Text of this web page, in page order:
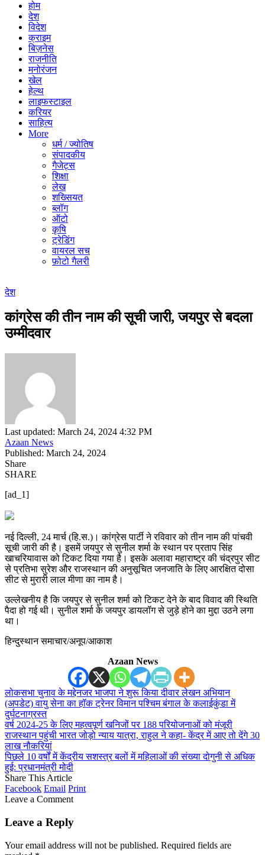
होम
देश
विदेश
क्राइम
बिज़नेस
राजनीति
मनोरंजन
खेल
हेल्थ
लाइफस्टाइल
करियर
साहित्य
More
धर्म / ज्योतिष
संपादकीय
गैजेट्स
शिक्षा
लेख
शख्सियत
ब्लॉग
ऑटो
कृषि
ट्रेडिंग
वायरल सच
फ़ोटो गैलरी
देश
कांग्रेस की तीन नाम की सूची जारी, जयपुर से बदला
उम्मीदवार
Last updated: March 24, 2024 4:32 PM
Azaan News
Published: March 24, 2024
Share
SHARE
[ad_1]
नई दिल्ली, 24 मार्च (हि.स.)। कांग्रेस पार्टी ने रविवार को तीन नाम की पांचवी
सूची जारी की है। इसमें जयपुर से सुनील शर्मा के स्थान पर प्रताप सिंह
खाचरियावास को टिकट दिया गया है। इसके अलावा महाराष्ट्र की चंद्रपुर सीट
से प्रतिभा सुरेश और राजस्थान की अनुसूचित जनजाति के लिए आरक्षित दोसा
सीट से मुरारी लाल मीणा का नाम है।
उल्लेखनीय है कि जयपुर से सुनील शर्मा को टिकट देने के बाद विवाद की स्थिति
पैदा हो गई थी। सुनील शर्मा के जयपुर डायलॉग से जुड़े होने का मुद्दा उठने लगा
था।
हिन्दुस्थान समाचार/अनूप/आकाश
Azaan News
लोकसभा चुनाव के मद्देनजर भाजपा ने शुरू किया दीवार लेखन अभियान
(अपडेट) वायु सेना का हॉक ट्रेनर विमान पश्चिम बंगाल के कलाईकुंडा में
दुर्घटनाग्रस्त
वर्ष 2024-25 के लिए महत्वपूर्ण खनिजों पर 188 परियोजनाओं को मंजूरी
राजस्थान पहुंची भारत जोड़ो न्याय यात्रा, राहुल ने कहा- केंद्र में आए तो देंगे 30
लाख नौकरियां
पिछले 10 वर्षों में केंद्रीय सशस्त्र बलों में महिलाओं की संख्या दोगुनी से अधिक
हुई: प्रधानमंत्री मोदी
Share This Article
Facebook Email Print
Leave a Comment
Leave a Reply
Your email address will not be published. Required fields are